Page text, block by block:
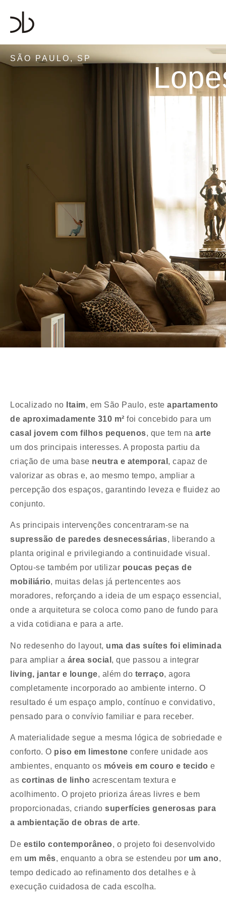
SÃO PAULO, SP
Localizado no Itaim, em São Paulo, este apartamento
de aproximadamente 310 m² foi concebido para um
casal jovem com filhos pequenos, que tem na arte
um dos principais interesses. A proposta partiu da
criação de uma base neutra e atemporal , capaz de
valorizar as obras e, ao mesmo tempo, ampliar a
percepção dos espaços, garantindo leveza e fluidez ao
conjunto.
As principais intervenções concentraram-se na
supressão de paredes desnecessárias, liberando a
planta original e privilegiando a continuidade visual.
Optou-se também por utilizar poucas peças de
mobiliário, muitas delas já pertencentes aos
moradores, reforçando a ideia de um espaço essencial,
onde a arquitetura se coloca como pano de fundo para
a vida cotidiana e para a arte.
No redesenho do layout, uma das suítes foi eliminada
para ampliar a área social , que passou a integrar
living, jantar e lounge, além do terraço, agora
completamente incorporado ao ambiente interno. O
resultado é um espaço amplo, contínuo e convidativo,
pensado para o convívio familiar e para receber.
A materialidade segue a mesma lógica de sobriedade e
conforto. O piso em limestone confere unidade aos
ambientes, enquanto os móveis em couro e tecido e
as cortinas de linho acrescentam textura e
acolhimento. O projeto prioriza áreas livres e bem
proporcionadas, criando superfícies generosas para
a ambientação de obras de arte.
De estilo contemporâneo, o projeto foi desenvolvido
em um mês, enquanto a obra se estendeu por um ano,
tempo dedicado ao refinamento dos detalhes e à
execução cuidadosa de cada escolha.